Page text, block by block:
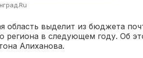
область выделит из бюджета
региона в следующем году. Об
Алиханова.